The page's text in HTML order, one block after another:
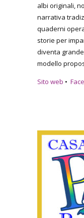
albi originali,
narrativa
quaderni
storie per
diventa
modello
Sito web •